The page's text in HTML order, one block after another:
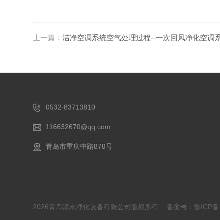
上一篇：洁净空调系统空气处理过程--一次回风净化空调
0532-83713810
116632670@qq.com
青岛市重庆中路878号
2026青岛清永净化设备有限公司版权所有 备案号：鲁ICP